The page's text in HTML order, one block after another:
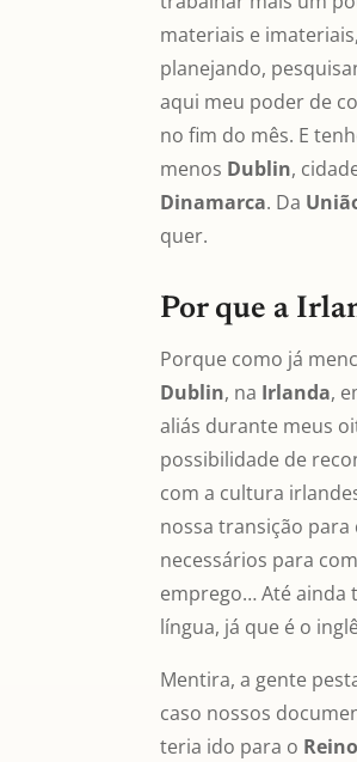
materiais e
planejando,
aqui meu poder de
no fim do mês. E
menos Dublin,
Dinamarca. Da
quer.
Por que a
Porque como já
Dublin, na Irlanda,
aliás durante meus
possibilidade de
com a cultura
nossa transição para
necessários para
emprego… Até ainda
língua, já que é o
Mentira, a gente
caso nossos
teria ido para o